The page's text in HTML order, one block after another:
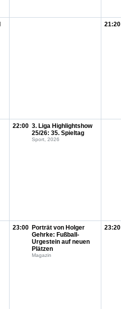
21:20
22:00 3. Liga Highlightshow
25/26: 35. Spieltag
Sport, 2026
23:00 Porträt von Holger
Gehrke: Fußball-
Urgestein auf neuen
Plätzen
Magazin
23:20